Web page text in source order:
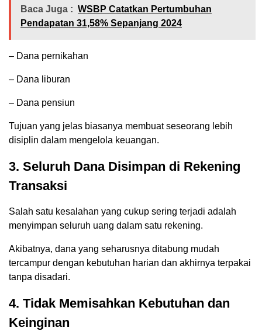
Baca Juga : WSBP Catatkan Pertumbuhan
Pendapatan 31,58% Sepanjang 2024
– Dana pernikahan
– Dana liburan
– Dana pensiun
Tujuan yang jelas biasanya membuat seseorang lebih
disiplin dalam mengelola keuangan.
3. Seluruh Dana Disimpan di Rekening
Transaksi
Salah satu kesalahan yang cukup sering terjadi adalah
menyimpan seluruh uang dalam satu rekening.
Akibatnya, dana yang seharusnya ditabung mudah
tercampur dengan kebutuhan harian dan akhirnya terpakai
tanpa disadari.
4. Tidak Memisahkan Kebutuhan dan
Keinginan